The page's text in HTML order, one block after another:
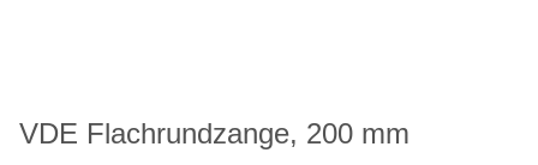
VDE Flachrundzange, 200 mm